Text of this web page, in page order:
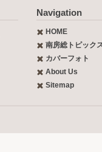
Navigation
HOME
南房総トピック
カバーフォト
About Us
Sitemap